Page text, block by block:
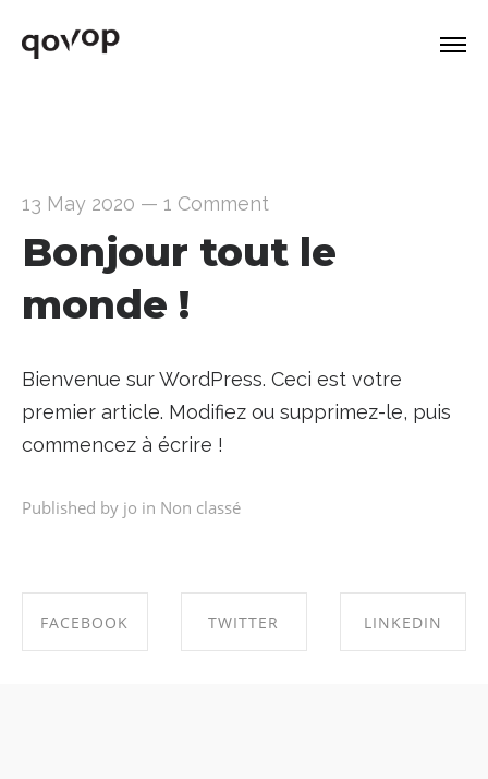
13 May 2020 — 1 Comment
Bonjour tout le
monde !
Bienvenue sur WordPress. Ceci est votre
premier article. Modifiez ou supprimez-le, puis
commencez à écrire !
Published by jo in Non classé
FACEBOOK TWITTER LINKEDIN